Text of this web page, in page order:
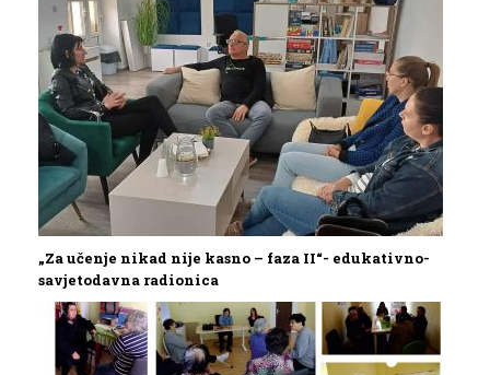
„Za učenje nikad nije kasno – faza II“- edukativno-
savjetodavna radionica